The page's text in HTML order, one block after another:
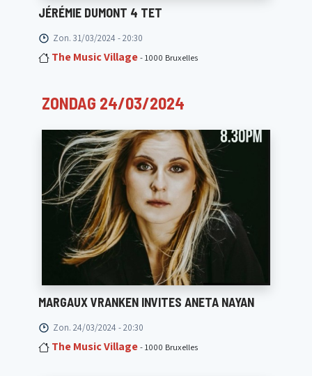
JÉRÉMIE DUMONT 4 TET
Zon. 31/03/2024 - 20:30
The Music Village- 1000 Bruxelles
ZONDAG 24/03/2024
MARGAUX VRANKEN INVITES ANETA NAYAN
Zon. 24/03/2024 - 20:30
The Music Village- 1000 Bruxelles